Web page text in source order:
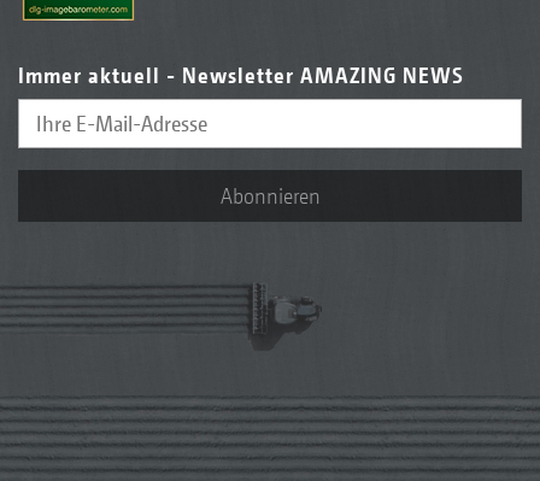
Immer aktuell - Newsletter AMAZING NEWS
Abonnieren